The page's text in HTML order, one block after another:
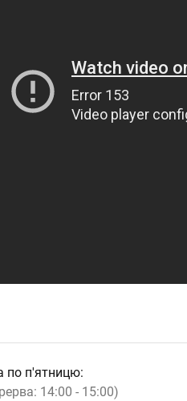
по п'ятницю:
14:00 - 15:00)